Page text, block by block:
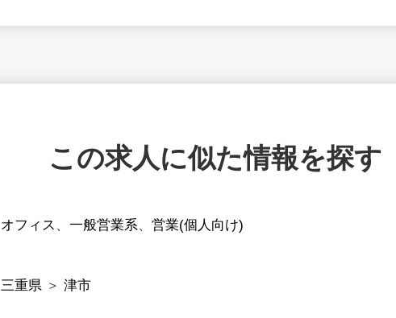
この求人に似た情報を探す
オフィス 、 一般営業系、 営業(個人向け)
三重県 ＞ 津市